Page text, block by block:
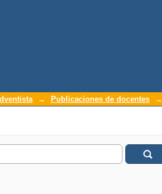
→ Publicaciones de docentes →